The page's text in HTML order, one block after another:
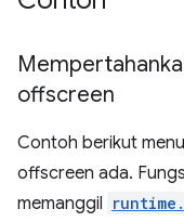
offscreen
Contoh berikut
offscreen ada.
memanggil